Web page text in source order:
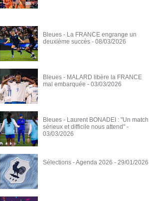
Bleues - La FRANCE engrange un
deuxième succès - 08/03/2026
Bleues - MALARD libère la FRANCE
mal embarquée - 03/03/2026
Bleues - Laurent BONADEI : "Un match
sérieux et difficile nous attend" -
03/03/2026
Sélections - Agenda 2026 - 29/01/2026